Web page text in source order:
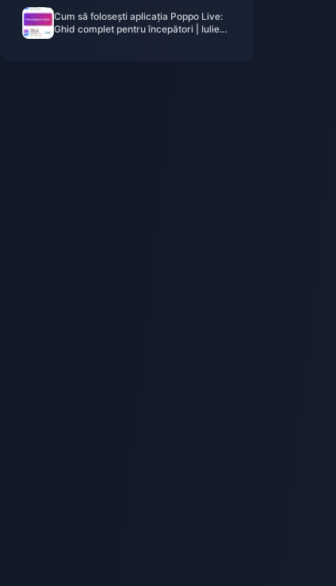
Cum să folosești aplicația Poppo Live:
Ghid complet pentru începători | Iulie